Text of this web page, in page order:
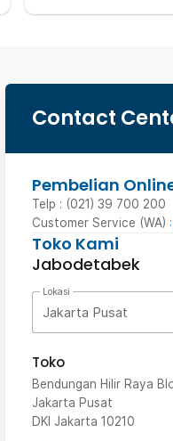
Contact
Pembelian
Telp : (021) 39 700 200
Customer Service (WA) :
Toko Kami
Jabodetabek
Lokasi
Jakarta Pusat
Toko
Bendungan Hilir Raya
Jakarta Pusat
DKI Jakarta 10210